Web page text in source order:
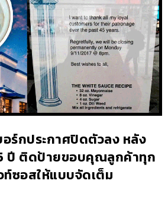
อร์กประกาศปิดตัวลง หลัง
ปี ติดป้ายขอบคุณลูกค้าทุก
ซอสให้แบบจัดเต็ม